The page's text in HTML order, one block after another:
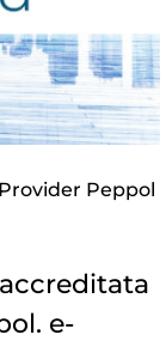
Peppol
e-